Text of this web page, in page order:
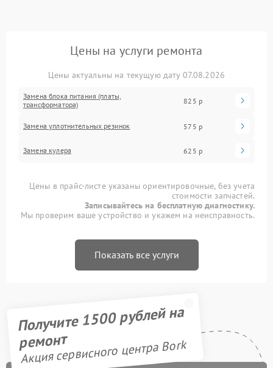
Цены на услуги ремонта
Цены актуальны на текущую дату 07.08.2026
Замена блока питания (платы,
трансформатора)
825 р
Замена уплотнительных резинок 575 р
Замена кулера 625 р
Цены в прайс-листе указаны ориентировочные, без учета
стоимости запчастей.
Записывайтесь на бесплатную диагностику.
Мы проверим ваше устройство и укажем на неисправность.
Показать все услуги
Получите 1500 рублей на
ремонт
Акция сервисного центра Bork